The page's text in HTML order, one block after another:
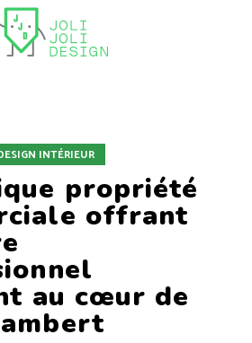
INTÉRIEUR
propriété
offrant
au cœur de